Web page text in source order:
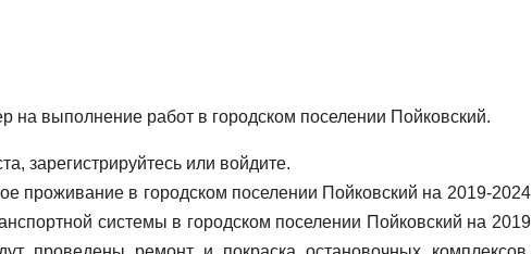
на выполнение работ в городском поселении Пойковский.
зарегистрируйтесь или войдите.
проживание в городском поселении Пойковский на 2019-2024
системы в городском поселении Пойковский на 2019